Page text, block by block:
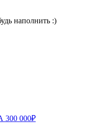
наполнить :)
000₽